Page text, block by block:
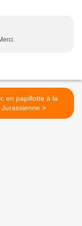
en papillotte à la
Jurassienne >